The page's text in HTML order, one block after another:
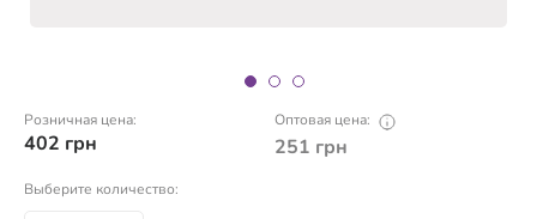
Розничная цена:
402 грн
Оптовая цена:
251 грн
Выберите количество: